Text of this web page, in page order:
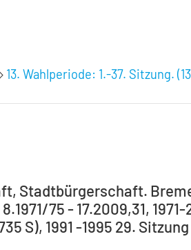
13. Wahlperiode: 1.-37. Sitzung.
Stadtbürgerschaft.
75 - 17.2009,31,
S), 1991 -1995 29.